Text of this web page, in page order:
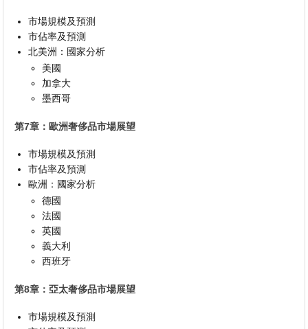
市場規模及預測
市佔率及預測
北美洲：國家分析
美國
加拿大
墨西哥
第7章：歐洲奢侈品市場展望
市場規模及預測
市佔率及預測
歐洲：國家分析
德國
法國
英國
義大利
西班牙
第8章：亞太奢侈品市場展望
市場規模及預測